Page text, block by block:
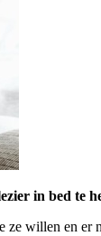
in bed te
willen en er